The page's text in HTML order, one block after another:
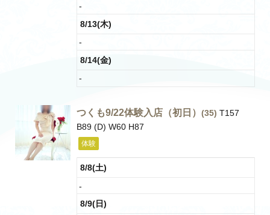
-
8/13(木)
-
8/14(金)
-
つくも9/22体験入店（初日） (35) T157
B89 (D) W60 H87
体験
8/8(土)
-
8/9(日)